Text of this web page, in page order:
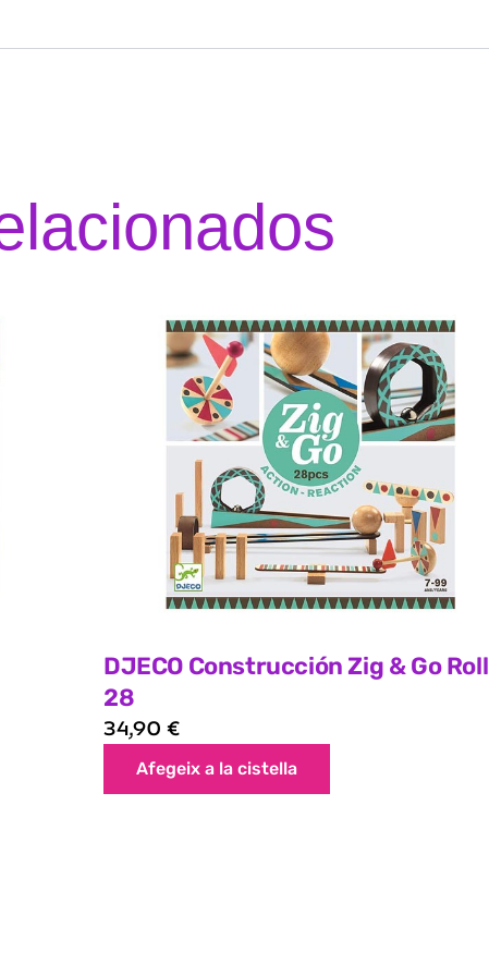
DJECO Construcción Zig & Go Roll
28
34,90 €
Afegeix a la cistella